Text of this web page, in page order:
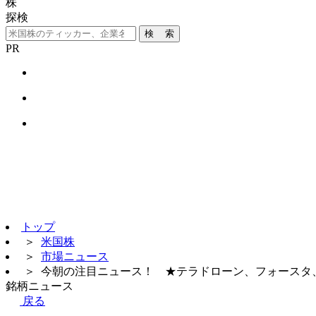
株
探検
検 索
PR
トップ
＞ 米国株
＞ 市場ニュース
＞ 今朝の注目ニュース！ ★テラドローン、フォースタ
銘柄ニュース
戻る